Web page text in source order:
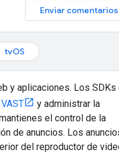
Enviar comentarios
tvOS
y aplicaciones. Los SDKs
y administrar la
el control de la
de anuncios. Los
del reproductor de